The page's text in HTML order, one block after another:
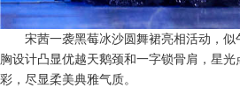
宋茜一袭黑莓冰沙圆舞裙亮相活动 ， 似
胸设计凸显优越天鹅颈和一字锁骨肩 ， 星光
彩， 尽显柔美典雅气质。